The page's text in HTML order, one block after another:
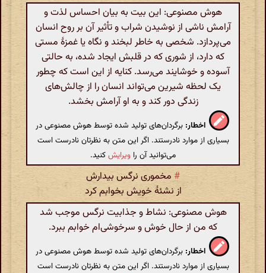
هوش مصنوعی: این بیت به بیان احساس لذت و
آرامش ناشی از نوشیدن شراب و تأثیر آن بر روح انسان
می‌پردازد. شخصی به خاطر لبخند و نگاه یا غمزۀ مستی
که دارد، از شوری که در قلبش ایجاد شده، به حالتی
آسوده و خوشایند می‌رسد. کنایه از این است که چطور
یک لحظه شیرین می‌تواند انسان را از چالش‌های
زندگی دور کند و به او آرامش بخشد.
اخطار: برگردان‌های تولید شده توسط هوش مصنوعی در
بسیاری از موارد نادرستند. اگر این متن به نظرتان نادرست است
می‌توانید آن را ویرایشکنید.
# مخموری نرگس بیدارش
از نشئۀ خویش بخوابم کرد
هوش مصنوعی: نشاط و جذابیت نرگس موجب شد
که من از حال خوش و سرخوشی‌ام خوابم ببرد.
اخطار: برگردان‌های تولید شده توسط هوش مصنوعی در
بسیاری از موارد نادرستند. اگر این متن به نظرتان نادرست است